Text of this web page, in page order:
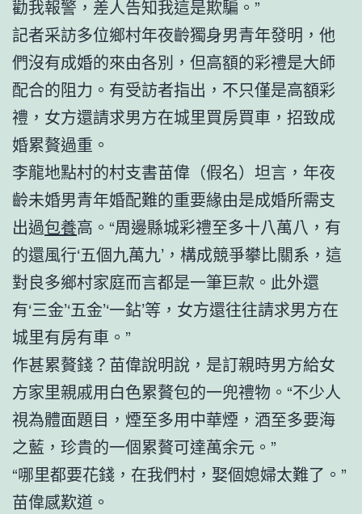
勸我報警，差人告知我這是欺騙。”
記者采訪多位鄉村年夜齡獨身男青年發明，他
們沒有成婚的來由各別，但高額的彩禮是大師
配合的阻力。有受訪者指出，不只僅是高額彩
禮，女方還請求男方在城里買房買車，招致成
婚累贅過重。
李龍地點村的村支書苗偉（假名）坦言，年夜
齡未婚男青年婚配難的重要緣由是成婚所需支
出過包養高。“周邊縣城彩禮至多十八萬八，有
的還風行‘五個九萬九’，構成競爭攀比關系，這
對良多鄉村家庭而言都是一筆巨款。此外還
有‘三金’‘五金’‘一鉆’等，女方還往往請求男方在
城里有房有車。”
作甚累贅錢？苗偉說明說，是訂親時男方給女
方家里親戚用白色累贅包的一兜禮物。“不少人
視為體面題目，煙至多用中華煙，酒至多要海
之藍，珍貴的一個累贅可達萬余元。”
“哪里都要花錢，在我們村，娶個媳婦太難了。”
苗偉感歎道。